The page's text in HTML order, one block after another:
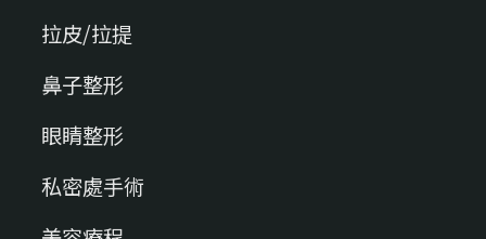
拉皮/拉提
鼻子整形
眼睛整形
私密處手術